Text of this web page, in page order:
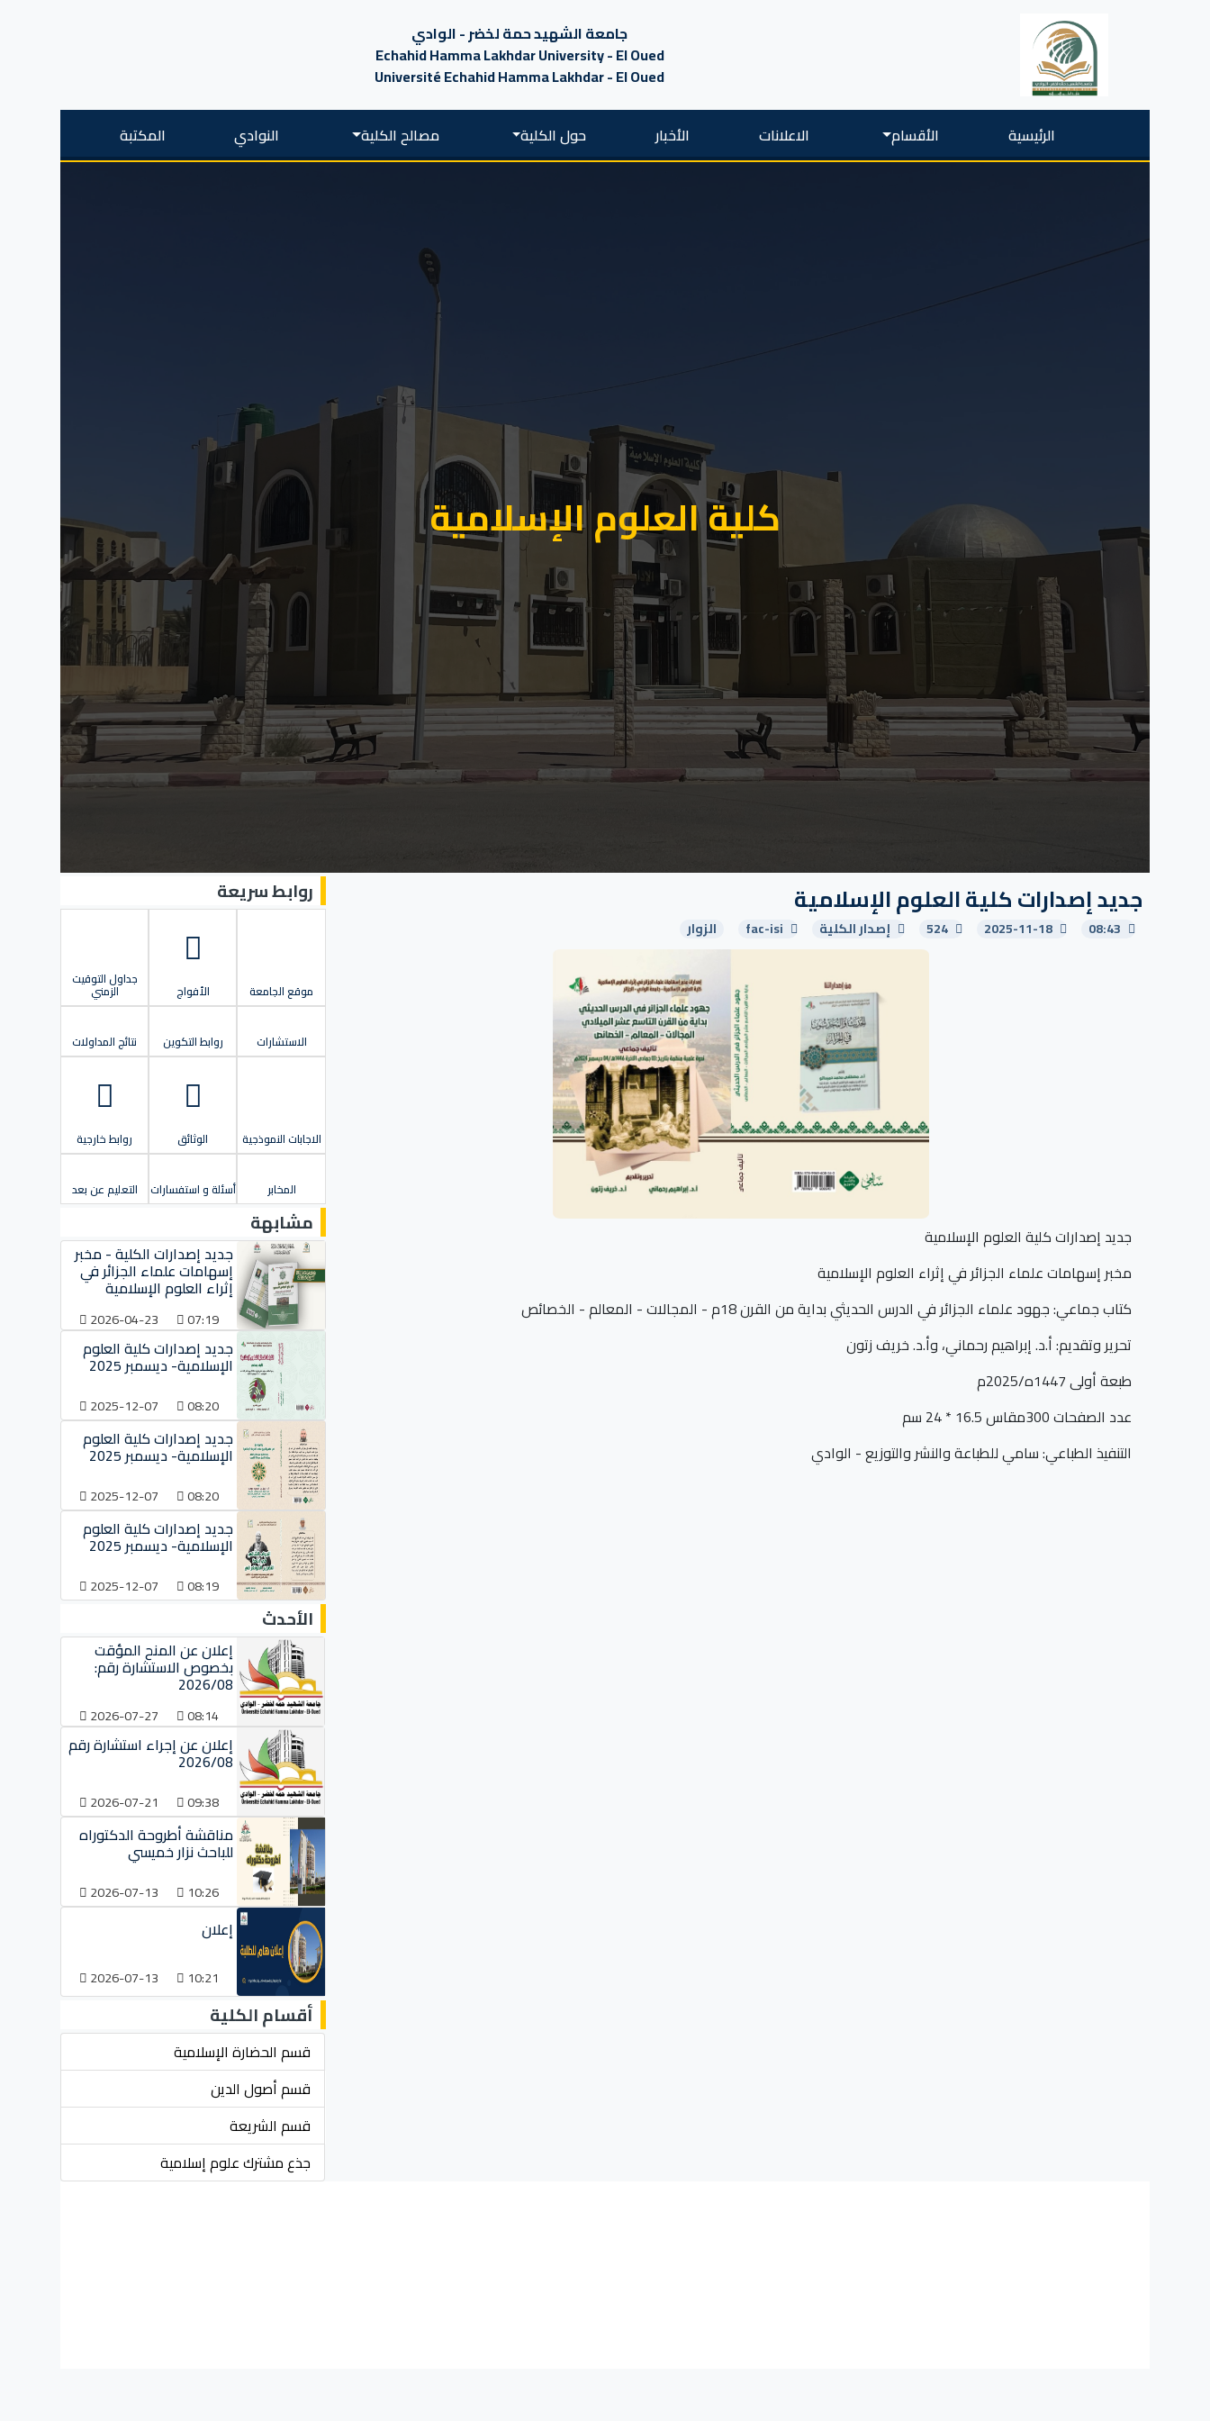
جامعة الشهيد حمة لخضر - الوادي
Echahid Hamma Lakhdar University - El Oued
Université Echahid Hamma Lakhdar - El Oued
الرئيسية الأقسام الاعلانات الأخبار حول الكلية مصالح الكلية النوادي المكتبة
كلية العلوم الإسلامية
جديد إصدارات كلية العلوم الإسلامية
08:43
2025-11-18
524 إصدار الكلية fac-isi الزوار
جديد إصدارات كلية العلوم الإسلامية
مخبر إسهامات علماء الجزائر في إثراء العلوم الإسلامية
كتاب جماعي: جهود علماء الجزائر في الدرس الحديثي بداية من القرن 18م - المجالات - المعالم - الخصائص
تحرير وتقديم: أ.د. إبراهيم رحماني، وأ.د. خريف زتون
طبعة أولى 1447ه/2025م
عدد الصفحات 300مقاس 16.5 * 24 سم
التنفيذ الطباعي: سامي للطباعة والنشر والتوزيع - الوادي
روابط سريعة
موقع الجامعة الأفواج
جداول التوقيت
الزمني
الاستشارات روابط التكوين نتائج المداولات
الاجابات النموذجية الوثائق روابط خارجية
المخابر أسئلة و استفسارات التعليم عن بعد
مشابهة
جديد إصدارات الكلية - مخبر
إسهامات علماء الجزائر في
إثراء العلوم الإسلامية
07:19
2026-04-23
جديد إصدارات كلية العلوم
الإسلامية- ديسمبر 2025
08:20
2025-12-07
جديد إصدارات كلية العلوم
الإسلامية- ديسمبر 2025
08:20
2025-12-07
جديد إصدارات كلية العلوم
الإسلامية- ديسمبر 2025
08:19
2025-12-07
الأحدث
إعلان عن المنح المؤقت
بخصوص الاستشارة رقم:
2026/08
08:14
2026-07-27
إعلان عن إجراء استشارة رقم
2026/08
09:38
2026-07-21
مناقشة أطروحة الدكتوراه
للباحث نزار خميسي
10:26
2026-07-13
إعلان
10:21
2026-07-13
أقسام الكلية
قسم الحضارة الإسلامية
قسم أصول الدين
قسم الشريعة
جذع مشترك علوم إسلامية